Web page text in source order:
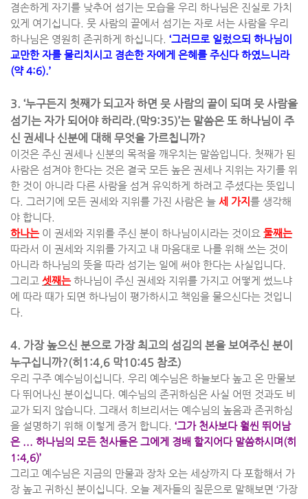
겸손하게 자기를 낮추어 섬기는 모습을 우리 하나님은 진실로 가치
있게 여기십니다 뭇 사람의 끝에서 섬기는 자로 서는 사람을 우리
하나님은 영원히 존귀하게 하십니다 ‘그러므로 일렀으되 하나님이
교만한 자를 물리치시고 겸손한 자에게 은혜를 주신다 하였느니라
(약4:6).’
3. ‘누구든지 첫째가 되고자 하면 뭇 사람의 끝이 되며 뭇 사람을
섬기는 자가 되어야 하리라.(막9:35)’는 말씀은 또 하나님이 주
신 권세나 신분에 대해 무엇을 가르칩니까?
이것은 주신 권세나 신분의 목적을 깨우치는 말씀입니다
첫째가 된
사람은 섬겨야 한다는 것은 결국 모든 높은 권세나 지위는 자기를 위
한 것이 아니라 다른 사람을 섬겨 유익하게 하려고 주셨다는 뜻입니
다
그러기에 모든 권세와 지위를 가진 사람은 늘 세 가지 를 생각해
야 합니다
하나는 이 권세와 지위를 주신 분이 하나님이시라는 것이요 둘째는
따라서 이 권세와 지위를 가지고 내 마음대로 나를 위해 쓰는 것이
아니라 하나님의 뜻을 따라 섬기는 일에 써야 한다는 사실입니다
그리고 셋째는 하나님이 주신 권세와 지위를 가지고 어떻게 썼느냐
에 따라 때가 되면 하나님이 평가하시고 책임을 물으신다는 것입니
다
4. 가장 높으신 분으로 가장 최고의 섬김의 본을 보여주신 분이
누구십니까?(히 1:4,6 막10:45 참조)
우리 구주 예수님이십니다 우리 예수님은 하늘보다 높고 온 만물보
다 뛰어나신 분이십니다
예수님의 존귀하심은 사실 어떤 것과도 비
교가 되지 않습니다
그래서 히브리서는 예수님의 높음과 존귀하심
을 설명하기 위해 이렇게 증거 합니다 ‘그가 천사보다 훨씬 뛰어남
은 ... 하나님의 모든 천사들은 그에게 경배 할지어다 말씀하시며 (히
1:4,6)’
그리고 예수님은 지금의 만물과 장차 오는 세상까지 다 포함해서 가
장 높고 귀하신 분이십니다
오늘 제자들의 질문으로 말해보면 ‘가장